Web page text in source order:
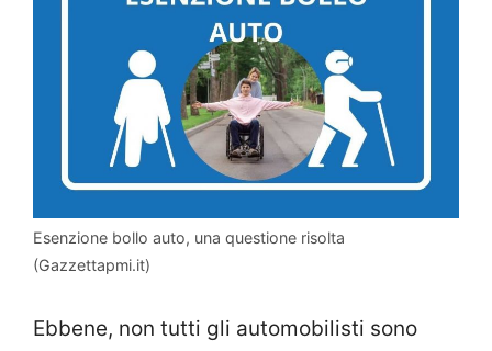
Esenzione bollo auto, una questione risolta
(Gazzettapmi.it)
Ebbene, non tutti gli automobilisti sono